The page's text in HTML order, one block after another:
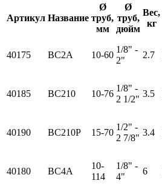
Артикул Название
Ø
труб,
мм
Ø
труб,
дюйм
Вес,
кг
40175 BC2A 10-60
1/8" -
2"
2.7
40185 BC210 10-76
1/8" -
2 1/2"
3.5
40190 BC210P 15-70
1/2" -
2 7/8"
3.4
40180 BC4A
10-
114
1/8" -
4"
6